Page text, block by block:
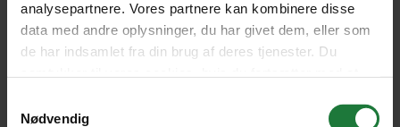
analysepartnere. Vores partnere kan kombinere disse
data med andre oplysninger, du har givet dem, eller som
de har indsamlet fra din brug af deres tjenester. Du
Nødvendig